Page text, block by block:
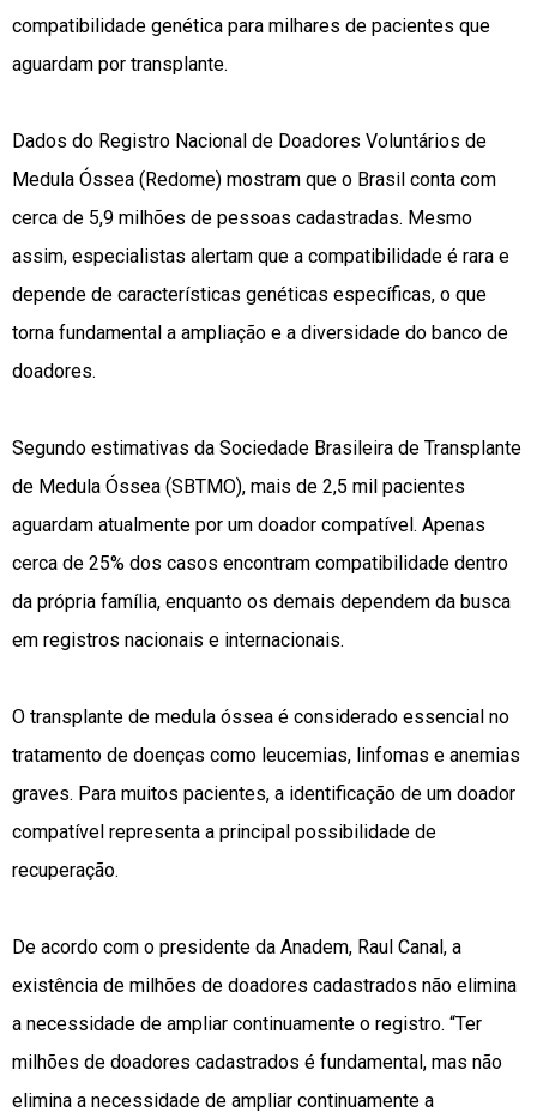
compatibilidade genética para milhares de pacientes que
aguardam por transplante.
Dados do Registro Nacional de Doadores Voluntários de
Medula Óssea (Redome) mostram que o Brasil conta com
cerca de 5,9 milhões de pessoas cadastradas. Mesmo
assim, especialistas alertam que a compatibilidade é rara e
depende de características genéticas específicas, o que
torna fundamental a ampliação e a diversidade do banco de
doadores.
Segundo estimativas da Sociedade Brasileira de Transplante
de Medula Óssea (SBTMO), mais de 2,5 mil pacientes
aguardam atualmente por um doador compatível. Apenas
cerca de 25% dos casos encontram compatibilidade dentro
da própria família, enquanto os demais dependem da busca
em registros nacionais e internacionais.
O transplante de medula óssea é considerado essencial no
tratamento de doenças como leucemias, linfomas e anemias
graves. Para muitos pacientes, a identificação de um doador
compatível representa a principal possibilidade de
recuperação.
De acordo com o presidente da Anadem, Raul Canal, a
existência de milhões de doadores cadastrados não elimina
a necessidade de ampliar continuamente o registro. “Ter
milhões de doadores cadastrados é fundamental, mas não
elimina a necessidade de ampliar continuamente a